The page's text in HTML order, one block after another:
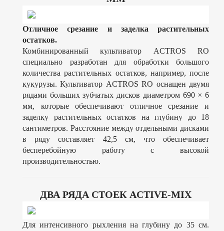
Отличное срезание и заделка растительных
остатков.
Комбинированный культиватор ACTROS RO
специально разработан для обработки большого
количества растительных остатков, например, после
кукурузы. Культиватор ACTROS RO оснащен двумя
рядами больших зубчатых дисков диаметром 690 × 6
мм, которые обеспечивают отличное срезание и
заделку растительных остатков на глубину до 18
сантиметров. Расстояние между отдельными дисками
в ряду составляет 42,5 см, что обеспечивает
бесперебойную работу с высокой
производительностью.
ДВА РЯДА СТОЕК ACTIVE-MIX
Для интенсивного рыхления на глубину до 35 см.